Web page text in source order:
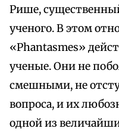
Рише,
ученого. В этом
«Phantasmes»
ученые. Они не
смешными, не
вопроса, и их
одной из